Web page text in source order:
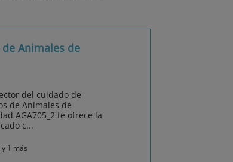
Animales de
del cuidado de
de Animales de
AGA705_2 te ofrece la
c...
1 más